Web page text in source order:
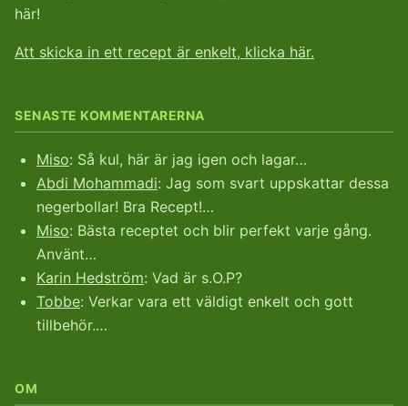
här!
Att skicka in ett recept är enkelt, klicka här.
SENASTE KOMMENTARERNA
Miso: Så kul, här är jag igen och lagar…
Abdi Mohammadi: Jag som svart uppskattar dessa
negerbollar! Bra Recept!…
Miso: Bästa receptet och blir perfekt varje gång.
Använt…
Karin Hedström: Vad är s.O.P?
Tobbe: Verkar vara ett väldigt enkelt och gott
tillbehör.…
OM